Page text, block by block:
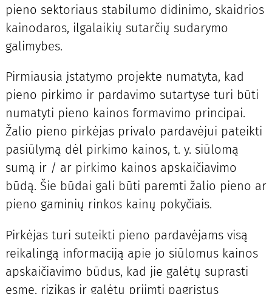
pieno sektoriaus stabilumo didinimo, skaidrios
kainodaros, ilgalaikių sutarčių sudarymo
galimybes.
Pirmiausia įstatymo projekte numatyta, kad
pieno pirkimo ir pardavimo sutartyse turi būti
numatyti pieno kainos formavimo principai.
Žalio pieno pirkėjas privalo pardavėjui pateikti
pasiūlymą dėl pirkimo kainos, t. y. siūlomą
sumą ir / ar pirkimo kainos apskaičiavimo
būdą. Šie būdai gali būti paremti žalio pieno ar
pieno gaminių rinkos kainų pokyčiais.
Pirkėjas turi suteikti pieno pardavėjams visą
reikalingą informaciją apie jo siūlomus kainos
apskaičiavimo būdus, kad jie galėtų suprasti
esmę, rizikas ir galėtų priimti pagrįstus